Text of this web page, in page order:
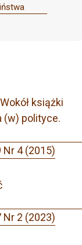
książki
(w) polityce.
Nr 4 (2015)
Nr 2 (2023)